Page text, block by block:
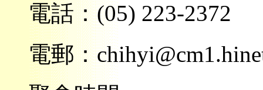
電話：(05) 223-2372
電郵：